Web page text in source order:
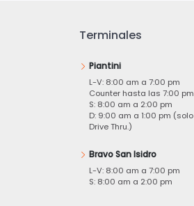
Terminales
Piantini
L-V: 8:00 am a 7:00 pm
Counter hasta las 7:00 pm
S: 8:00 am a 2:00 pm
D: 9:00 am a 1:00 pm (solo
Drive Thru.)
Bravo San Isidro
L-V: 8:00 am a 7:00 pm
S: 8:00 am a 2:00 pm